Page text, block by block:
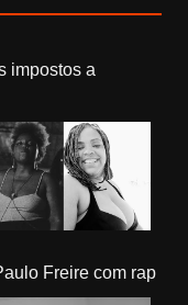
impostos a
Freire com rap